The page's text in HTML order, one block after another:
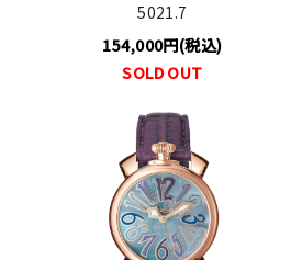
5021.7
154,000円(税込)
SOLD OUT